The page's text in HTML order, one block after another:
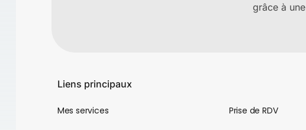
grâce à
Liens principaux
Mes services Prise de RDV